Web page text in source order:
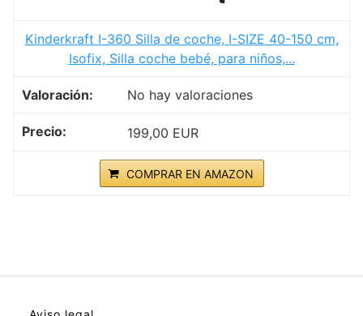
Kinderkraft I-360 Silla de coche, I-SIZE 40-150 cm,
Isofix, Silla coche bebé, para niños,...
No hay valoraciones
199,00 EUR
COMPRAR EN AMAZON